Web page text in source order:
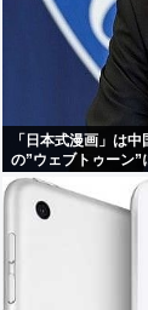
「日本式漫画」は
の”ウェブトゥーン”